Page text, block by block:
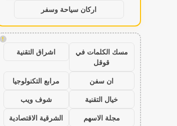
اركان سياحة وسفر
!
مسك الكلمات في
قوقل
اشراق التقنية
ان سفن
مرابع التكنولوجيا
خيال التقنية
شوف ويب
مجلة الاسهم
الشرقية الاقتصادية